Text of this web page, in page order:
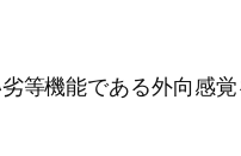
等機能である外向感